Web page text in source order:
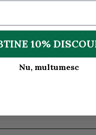
10%
Nu, multumesc